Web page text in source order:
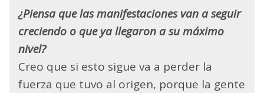
¿Piensa que las manifestaciones van a seguir
creciendo o que ya llegaron a su máximo
nivel?
Creo que si esto sigue va a perder la
fuerza que tuvo al origen, porque la gente